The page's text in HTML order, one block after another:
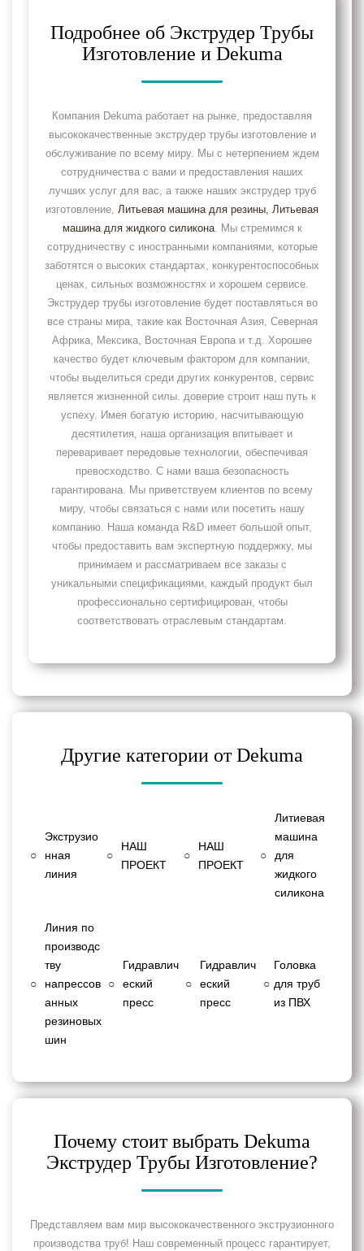
Подробнее об Экструдер Трубы
Изготовление и Dekuma
Компания Dekuma работает на рынке, предоставляя
высококачественные экструдер трубы изготовление и
обслуживание по всему миру. Мы с нетерпением ждем
сотрудничества с вами и предоставления наших
лучших услуг для вас, а также наших экструдер труб
изготовление, Литьевая машина для резины, Литьевая
машина для жидкого силикона. Мы стремимся к
сотрудничеству с иностранными компаниями, которые
заботятся о высоких стандартах, конкурентоспособных
ценах, сильных возможностях и хорошем сервисе.
Экструдер трубы изготовление будет поставляться во
все страны мира, такие как Восточная Азия, Северная
Африка, Мексика, Восточная Европа и т.д. Хорошее
качество будет ключевым фактором для компании,
чтобы выделиться среди других конкурентов, сервис
является жизненной силы. доверие строит наш путь к
успеху. Имея богатую историю, насчитывающую
десятилетия, наша организация впитывает и
переваривает передовые технологии, обеспечивая
превосходство. С нами ваша безопасность
гарантирована. Мы приветствуем клиентов по всему
миру, чтобы связаться с нами или посетить нашу
компанию. Наша команда R&D имеет большой опыт,
чтобы предоставить вам экспертную поддержку, мы
принимаем и рассматриваем все заказы с
уникальными спецификациями, каждый продукт был
профессионально сертифицирован, чтобы
соответствовать отраслевым стандартам.
Другие категории от Dekuma
○
Экструзио
нная
линия
○
НАШ
ПРОЕКТ
○
НАШ
ПРОЕКТ
○
Литиевая
машина
для
жидкого
силикона
○
Линия по
производс
тву
напрессов
анных
резиновых
шин
○
Гидравлич
еский
пресс
○
Гидравлич
еский
пресс
○
Головка
для труб
из ПВХ
Почему стоит выбрать Dekuma
Экструдер Трубы Изготовление?
Представляем вам мир высококачественного экструзионного
производства труб! Наш современный процесс гарантирует,